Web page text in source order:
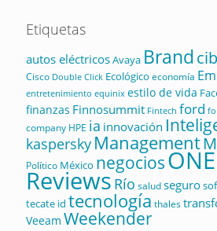
Etiquetas
autos eléctricosAvaya Brand
Cisco Double Click Ecológico economía
entretenimiento equinix estilo de vida
finanzas Finnosummit Fintech ford
company HPE ia innovación
kaspersky Management
Político México negocios
Reviews Río saludseguro
tecate id tecnología thales
Veeam Weekender